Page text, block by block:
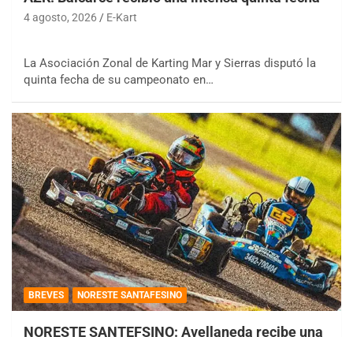
4 agosto, 2026 E-Kart
La Asociación Zonal de Karting Mar y Sierras disputó la
quinta fecha de su campeonato en…
BREVES NORESTE SANTAFESINO
NORESTE SANTEFSINO: Avellaneda recibe una